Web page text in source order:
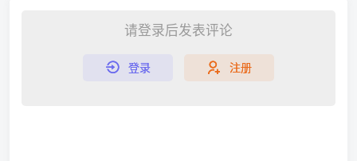
请登录后发表评论
登录 注册